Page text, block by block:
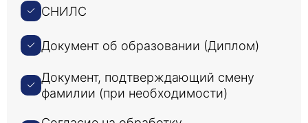
СНИЛС
Документ об образовании (Диплом)
Документ, подтверждающий смену
фамилии (при необходимости)